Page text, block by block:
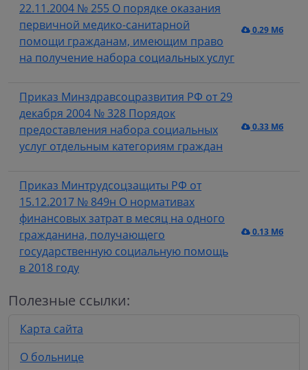
22.11.2004 № 255 О порядке оказания
первичной медико-санитарной
помощи гражданам, имеющим право
на получение набора социальных услуг
0.29 Мб
Приказ Минздравсоцразвития РФ от 29
декабря 2004 № 328 Порядок
предоставления набора социальных
услуг отдельным категориям граждан
0.33 Мб
Приказ Минтрудсоцзащиты РФ от
15.12.2017 № 849н О нормативах
финансовых затрат в месяц на одного
гражданина, получающего
государственную социальную помощь
в 2018 году
0.13 Мб
Полезные ссылки:
Карта сайта
О больнице